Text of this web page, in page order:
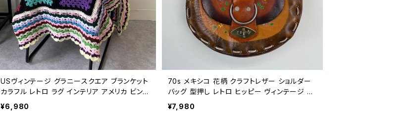
USヴィンテージ グラニースクエア ブランケット
カラフル レトロ ラグ インテリア アメリカ ビンテ
ージ ハンドメイド マルチカバー かぎ針編み ニ
ット 26041009
¥6,980
70s メキシコ 花柄 クラフトレザー ショルダー
バッグ 型押し レトロ ヒッピー ヴィンテージ 70
年代 茶 ブラウン ビンテージ 26041008
¥7,980